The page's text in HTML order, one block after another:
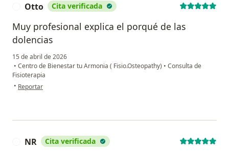
Otto Cita verificada
Muy profesional explica el porqué de las
dolencias
15 de abril de 2026
• Centro de Bienestar tu Armonia ( Fisio.Osteopathy) • Consulta de
Fisioterapia
• en opinión del usuario Otto
Reportar
NR Cita verificada